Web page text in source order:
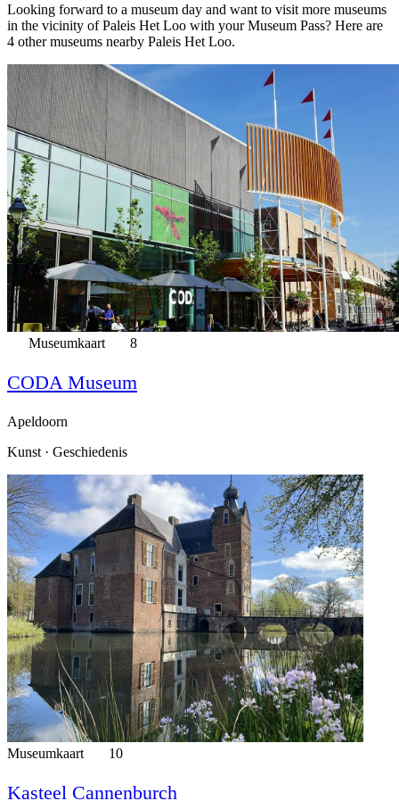
Looking forward to a museum day and want to visit more museums
in the vicinity of Paleis Het Loo with your Museum Pass? Here are
4 other museums nearby Paleis Het Loo.
Museumkaart 8
CODA Museum
Apeldoorn
Kunst · Geschiedenis
Museumkaart 10
Kasteel Cannenburch